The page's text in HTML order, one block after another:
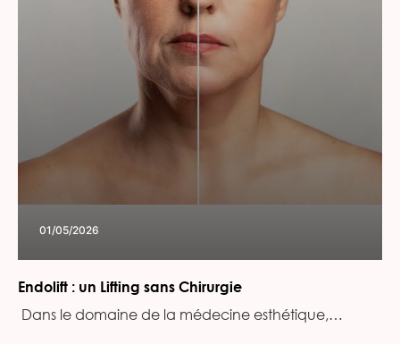
01/05/2026
Endolift : un Lifting sans Chirurgie
‍ Dans le domaine de la médecine esthétique,…